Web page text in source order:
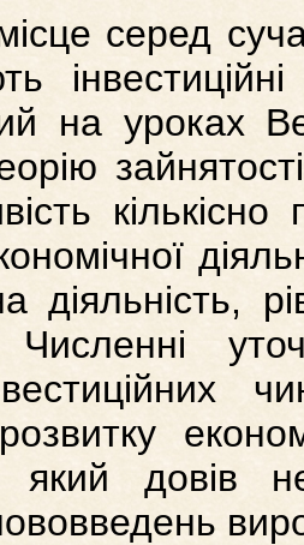
серед
на уроках
кількісно
діяльність,
Численні
довів